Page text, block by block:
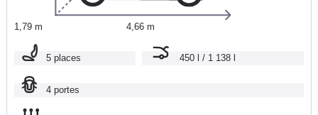
1,79 m 4,66 m
5 places 450 l / 1 138 l
4 portes